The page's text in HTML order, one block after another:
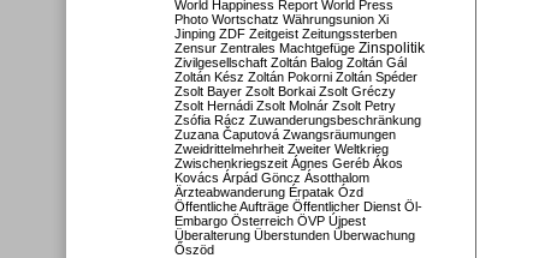
World Happiness Report World Press
Photo Wortschatz Währungsunion Xi
Jinping ZDF Zeitgeist Zeitungssterben
Zensur Zentrales Machtgefüge Zinspolitik
Zivilgesellschaft Zoltán Balog Zoltán Gál
Zoltán Kész Zoltán Pokorni Zoltán Spéder
Zsolt Bayer Zsolt Borkai Zsolt Gréczy
Zsolt Hernádi Zsolt Molnár Zsolt Petry
Zsófia Rácz Zuwanderungsbeschränkung
Zuzana Čaputová Zwangsräumungen
Zweidrittelmehrheit Zweiter Weltkrieg
Zwischenkriegszeit Ágnes Geréb Ákos
Kovács Árpád Göncz Ásotthalom
Ärzteabwanderung Érpatak Ózd
Öffentliche Aufträge Öffentlicher Dienst Öl-
Embargo Österreich ÖVP Újpest
Überalterung Überstunden Überwachung
Őszöd